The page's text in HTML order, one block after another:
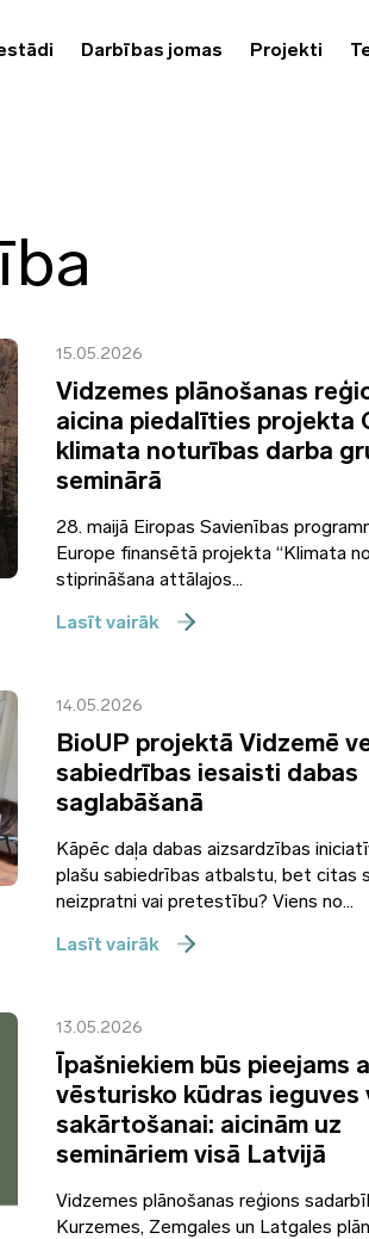
Darbības jomas Projekti
15.05.2026
Vidzemes plānošanas
aicina piedalīties projekta
klimata noturības darba
seminārā
28. maijā Eiropas Savienības
Europe finansētā projekta “Klimata
stiprināšana attālajos...
Lasīt vairāk
14.05.2026
BioUP projektā Vidzemē
sabiedrības iesaisti dabas
saglabāšanā
Kāpēc daļa dabas aizsardzības
plašu sabiedrības atbalstu, bet citas
neizpratni vai pretestību? Viens no...
Lasīt vairāk
13.05.2026
Īpašniekiem būs pieejams
vēsturisko kūdras ieguves
sakārtošanai: aicinām uz
semināriem visā Latvijā
Vidzemes plānošanas reģions
Kurzemes, Zemgales un Latgales